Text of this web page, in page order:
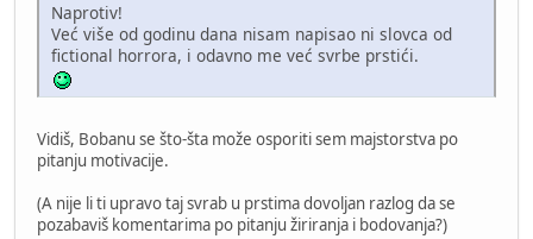
Naprotiv!
Već više od godinu dana nisam napisao ni slovca od
fictional horrora, i odavno me već svrbe prstići.
Vidiš, Bobanu se što-šta može osporiti sem majstorstva po
pitanju motivacije.
(A nije li ti upravo taj svrab u prstima dovoljan razlog da se
pozabaviš komentarima po pitanju žiriranja i bodovanja?)